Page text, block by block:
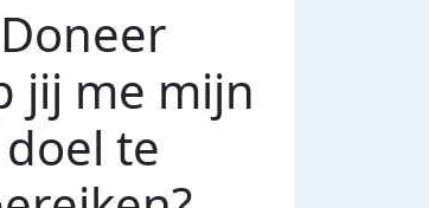
Doneer
jij me mijn
doel te